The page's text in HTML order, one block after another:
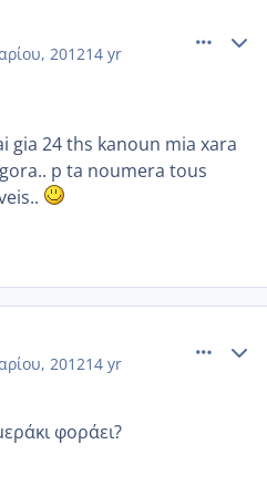
201214 yr
gia 24 ths kanoun mia xara
p ta noumera tous
201214 yr
φοράει?